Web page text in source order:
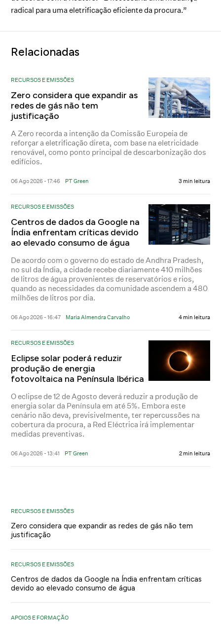
radical para uma eletrificação eficiente da procura.”
Relacionadas
RECURSOS E EMISSÕES
Zero considera que expandir as
redes de gás não tem
justificação
A Zero recorda a intenção da Comissão Europeia de
reforçar a eletrificação direta, com base na eletricidade
renovável, como ponto principal de descarbonização dos
edifícios.
06 Ago 2026 - 17:46 PT Green 3 min leitura
RECURSOS E EMISSÕES
Centros de dados da Google na
Índia enfrentam críticas devido
ao elevado consumo de água
De acordo com o governo do estado de Andhra Pradesh,
no sul da Índia, a cidade recebe diariamente 410 milhões
de litros de água provenientes de reservatórios e rios,
quando as necessidades da comunidade ascendem a 480
milhões de litros por dia.
06 Ago 2026 - 16:47 Maria Almendra Carvalho 4 min leitura
RECURSOS E EMISSÕES
Eclipse solar poderá reduzir
produção de energia
fotovoltaica na Península Ibérica
O eclipse de 12 de Agosto deverá reduzir a produção de
energia solar da Península em até 5%. Embora este
cenário não deva, previsivelmente, ter repercussões na
cobertura da procura, a Red Eléctrica irá implementar
medidas preventivas.
06 Ago 2026 - 13:41 PT Green 2 min leitura
RECURSOS E EMISSÕES
Zero considera que expandir as redes de gás não tem
justificação
RECURSOS E EMISSÕES
Centros de dados da Google na Índia enfrentam críticas
devido ao elevado consumo de água
APOIOS E FORMAÇÃO